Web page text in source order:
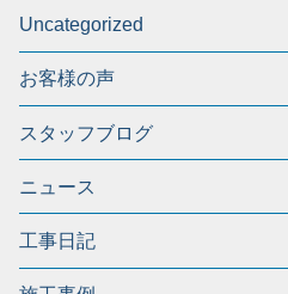
Uncategorized
お客様の声
スタッフブログ
ニュース
工事日記